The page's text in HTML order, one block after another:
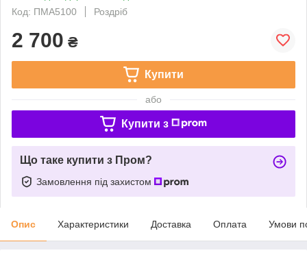
Код: ПМА5100
Роздріб
2 700 ₴
Купити
або
Купити з
Що таке купити з Пром?
Замовлення під захистом
Опис Характеристики Доставка Оплата Умови